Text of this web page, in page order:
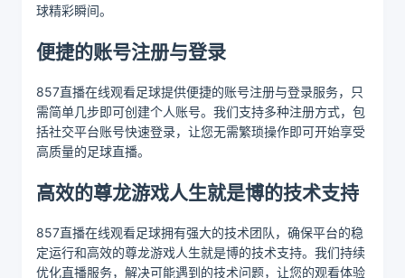
球精彩瞬间。
便捷的账号注册与登录
857直播在线观看足球提供便捷的账号注册与登录服务，只
需简单几步即可创建个人账号。我们支持多种注册方式，包
括社交平台账号快速登录，让您无需繁琐操作即可开始享受
高质量的足球直播。
高效的尊龙游戏人生就是博的技术支持
857直播在线观看足球拥有强大的技术团队，确保平台的稳
定运行和高效的尊龙游戏人生就是博的技术支持。我们持续
优化直播服务，解决可能遇到的技术问题，让您的观看体验